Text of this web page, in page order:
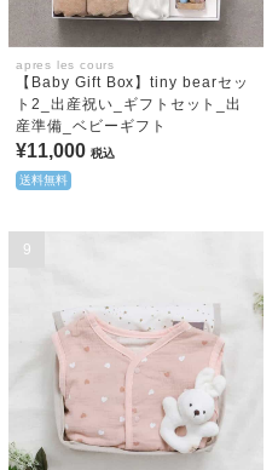
apres les cours
【Baby Gift Box】tiny bearセッ
ト2_出産祝い_ギフトセット_出
産準備_ベビーギフト
¥11,000 税込
送料無料
9